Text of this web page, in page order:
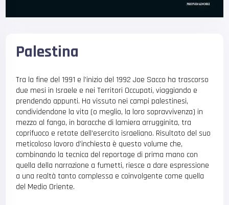
Palestina
Tra la fine del 1991 e l’inizio del 1992 Joe Sacco ha trascorso
due mesi in Israele e nei Territori Occupati, viaggiando e
prendendo appunti. Ha vissuto nei campi palestinesi,
condividendone la vita (o meglio, la loro sopravvivenza) in
mezzo al fango, in baracche di lamiera arrugginita, tra
coprifuoco e retate dell’esercito israeliano. Risultato del suo
meticoloso lavoro d’inchiesta è questo volume che,
combinando la tecnica del reportage di prima mano con
quella della narrazione a fumetti, riesce a dare espressione
a una realtà tanto complessa e coinvolgente come quella
del Medio Oriente.